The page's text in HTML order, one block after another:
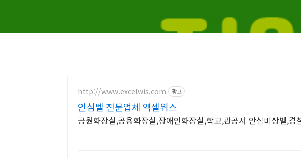
http://www.excelwis.com 광고
안심벨 전문업체 엑셀위스
공원화장실,공용화장실,장애인화장실,학교,관공서 안심비상벨,경